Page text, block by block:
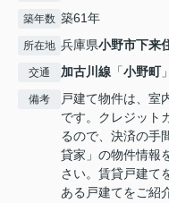
築年数 築61年
所在地 兵庫県小野市下来
交通 加古川線 「小野町
備考
戸建て物件は、室
です。クレジット
るので、決済の手
貸家」の物件情報
さい。賃貸戸建て
ある戸建てをご紹